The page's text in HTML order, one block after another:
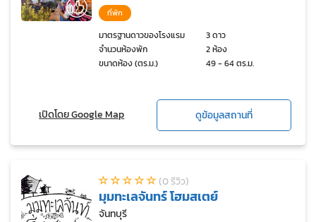
ที่พัก
มาตรฐานดาวของโรงแรม
3 ดาว
จำนวนห้องพัก
2 ห้อง
ขนาดห้อง (ตร.ม.)
49 - 64 ตร.ม.
เปิดโดย Google Map ดูข้อมูลสถานที่
(0 รีวิว)
มุมทะเลจันทร์ โฮมสเตย์
จันทบุรี